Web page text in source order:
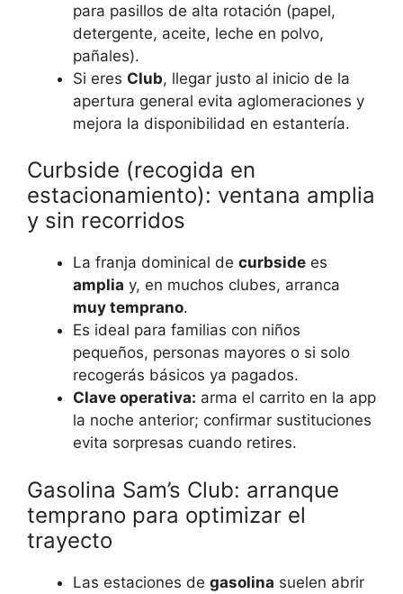
para pasillos de alta rotación (papel,
detergente, aceite, leche en polvo,
pañales).
Si eres Club, llegar justo al inicio de la
apertura general evita aglomeraciones y
mejora la disponibilidad en estantería.
Curbside (recogida en
estacionamiento): ventana amplia
y sin recorridos
La franja dominical de curbside es
amplia y, en muchos clubes, arranca
muy temprano.
Es ideal para familias con niños
pequeños, personas mayores o si solo
recogerás básicos ya pagados.
Clave operativa: arma el carrito en la app
la noche anterior; confirmar sustituciones
evita sorpresas cuando retires.
Gasolina Sam’s Club: arranque
temprano para optimizar el
trayecto
Las estaciones de gasolina suelen abrir